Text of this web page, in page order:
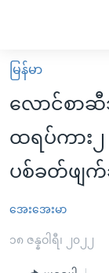
လွယ်ကူ
စေ
Link
များ
ပင်မ
အကြောင်းအရာ
မူလစာမျက်နှာ
မြန်မာ
ကမ္ဘာ့သတင်းများ
နိုင်ငံတကာ
အစ္စရေး-ပါလက်စ
ဗွီဒီယို
အင်္ဂလိပ်စာလေ့လ
မြန်မာ
လောင်စာ
ထရပ်ကား၂
ပစ်ခတ်ဖျ
အေးအေးမာ
၁၈ ဇန္နဝါရီ၊ ၂၀၂၂